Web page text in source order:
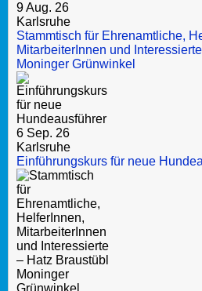
9 Aug. 26
Karlsruhe
Stammtisch für Ehrenamtliche,
MitarbeiterInnen und
Moninger Grünwinkel
6 Sep. 26
Karlsruhe
Einführungskurs für neue